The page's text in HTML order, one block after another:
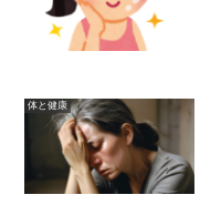
体と健康